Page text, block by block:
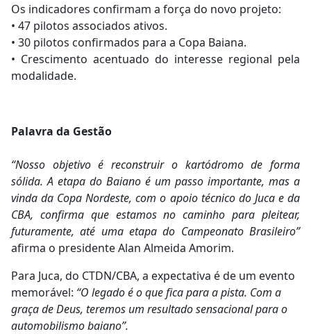
Os indicadores confirmam a força do novo projeto:
• 47 pilotos associados ativos.
• 30 pilotos confirmados para a Copa Baiana.
• Crescimento acentuado do interesse regional pela
modalidade.
Palavra da Gestão
“Nosso objetivo é reconstruir o kartódromo de forma
sólida. A etapa do Baiano é um passo importante, mas a
vinda da Copa Nordeste, com o apoio técnico do Juca e da
CBA, confirma que estamos no caminho para pleitear,
futuramente, até uma etapa do Campeonato Brasileiro”
afirma o presidente Alan Almeida Amorim.
Para Juca, do CTDN/CBA, a expectativa é de um evento
memorável: “O legado é o que fica para a pista. Com a
graça de Deus, teremos um resultado sensacional para o
automobilismo baiano”.